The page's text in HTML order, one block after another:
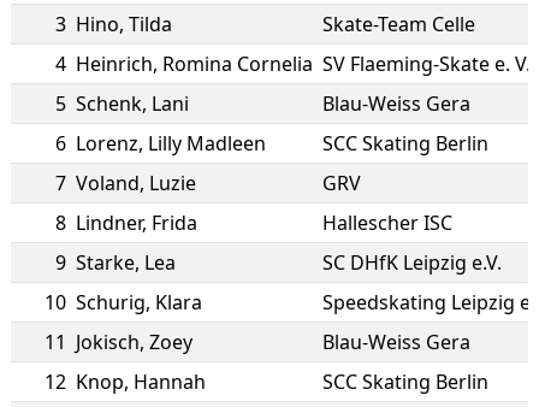
3 Hino, Tilda
Skate-Team Celle
4 Heinrich, Romina Cornelia SV Flaeming-Skate e. V.
5 Schenk, Lani
Blau-Weiss Gera
6 Lorenz, Lilly Madleen
SCC Skating Berlin
7 Voland, Luzie
GRV
8 Lindner, Frida
Hallescher ISC
9 Starke, Lea
SC DHfK Leipzig e.V.
10 Schurig, Klara
Speedskating Leipzig
11 Jokisch, Zoey
Blau-Weiss Gera
12 Knop, Hannah
SCC Skating Berlin